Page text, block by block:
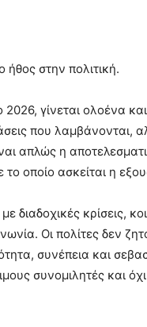
στην πολιτική.
γίνεται ολοένα
που λαμβάνονται,
απλώς η
οποίο ασκείται η
διαδοχικές κρίσεις,
Οι πολίτες δεν
συνέπεια και
συνομιλητές και